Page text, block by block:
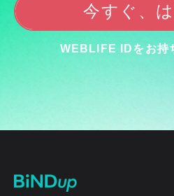
今すぐ、
WEBLIFE IDをお持